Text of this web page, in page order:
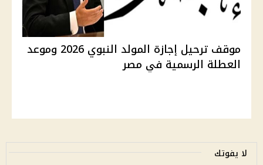
موقف ترحيل إجازة المولد النبوي 2026 وموعد
العطلة الرسمية في مصر
لا يفوتك